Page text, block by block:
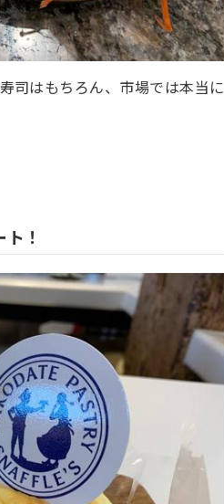
司はもちろん、市場では本当に
！